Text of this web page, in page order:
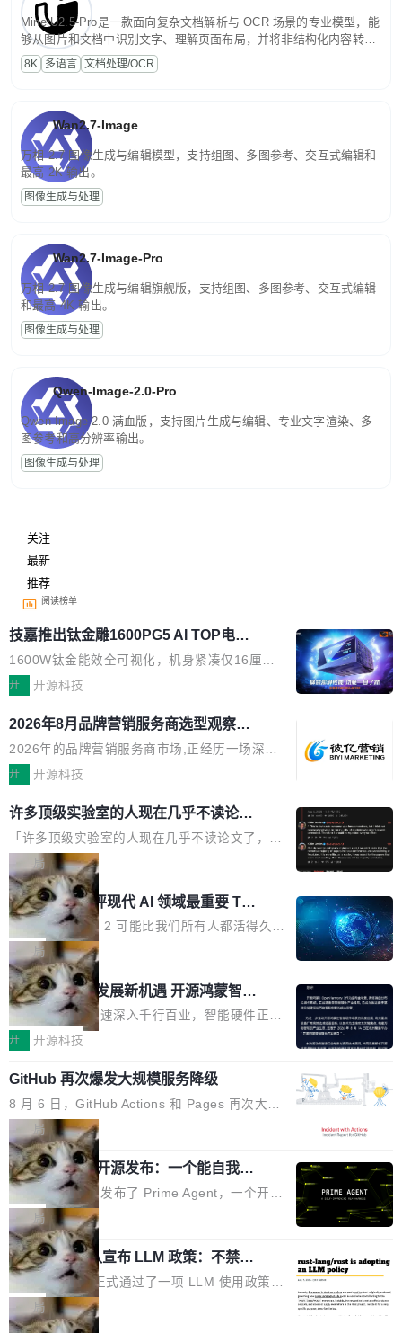
MinerU2.5-Pro是一款面向复杂文档解析与 OCR 场景的专业模型，能
够从图片和文档中识别文字、理解页面布局，并将非结构化内容转换
为便于存储、检索和二次处理的结构化结果。
8K 多语言 文档处理/OCR
Wan2.7-Image
万相 2.7 图像生成与编辑模型，支持组图、多图参考、交互式编辑和
最高 2K 输出。
图像生成与处理
Wan2.7-Image-Pro
万相 2.7 图像生成与编辑旗舰版，支持组图、多图参考、交互式编辑
和最高 4K 输出。
图像生成与处理
Qwen-Image-2.0-Pro
Qwen-Image-2.0 满血版，支持图片生成与编辑、专业文字渲染、多
图参考和高分辨率输出。
图像生成与处理
关注
最新
推荐
阅读榜单
技嘉推出钛金雕1600PG5 AI TOP电
源：为发烧级主机与本地AI算力打造旗
舰供电方案
1600W钛金能效全可视化，机身紧凑仅16厘米
继2026台北电脑展首度亮相后，技嘉科技近日正
电源专为发烧级DIY主机与本地AI算力平台打
造，整机长度仅16厘米，提供1600W额定功率
与80PLUS钛金能效；支持ATX 3.1与PCIe 5.1
实时LCD监控屏，可充分满足当下高阶PC主机
的严苛使用需求。 澎湃功率，紧凑机身 钛金雕1
600PG5 AI TOP具备强悍输出功率，同时实现
机身尺寸大幅精简。整机长度仅16厘米，属于同
功率段机身尺寸十分紧凑的1600W电源产品。小
巧机身有效提升市面主流标准A...
开 开源科技
2026年8月品牌营销服务商选型观察：
从流量思维到品牌资产思维的范式转移
2026年的品牌营销服务商市场,正经历一场深刻
的价值重构。全球全案品牌代理机构市场从2025
复合增长率达5.44%,预计2032年将突破120亿美
元。数字广告与公共关系相关服务市场更是从20
25年的8463亿美元扩张至2026年的8763亿美
元。数字的背后是一个清晰的事实——品牌对专
业化营销服务的需求从未如此迫切。 但市场扩容
的同时,服务商的竞争逻辑正在改变。2026年Top
Agency年度合辑的观察指出,“产品”这个离消费
者最近的载体,在整个品牌营销层面的权重显著变
高了。全域营销服务商的竞争正在从规模转向深
度,案例厚度、全域覆盖、多线协同...
开 开源科技
许多顶级实验室的人现在几乎不读论文
了
「许多顶级实验室的人现在几乎不读论文了，而
且他们认为 ICLR/ICML/NeurIPS 充斥着大量过
度宣传和欺诈。」 OpenAI 研究员 Keller Jorda
n 这条推文引发了广泛讨论。他不是在说风凉
话，他是说出了一个圈内人尽皆知但很少公开捅
破的事实。 Jordan 随后补充了一句软化声明：
「我不认为这些会议上大部分论文都在过度宣传
或造假。问题是，作为读者，如果你筛选出那些
看起来最令人兴奋的论文，那它们大部分都是过
度宣传的。」 这才是真正的痛点。不是所有论文
都有问题，是最吸引眼球的那批论文最有问题。
他引用的帖子来自 Mathew Shen，一位 ICLR 2
026 的读者：「看了篇 ...
局
xAI 前工程师评现代 AI 领域最重要 Top
3 开源项目
Flash Attention 2 可能比我们所有人都活得久。
这句话不是来自某个技术博客，而是出自 Hieu
Pham 的一条推文。Hieu Pham 是谁？他是 xAI
的早期工程师之一，在 Grok 训练基础设施团队
工作过。近日他在 X 上发了一条帖子，列出了他
认为现代 AI 领域最重要的三个开源项目。 第一
理由很具体。FA 系列不需要解释，但 FA2 是他
认为最重要的一个——复杂度恰到好处，刚好能
驱动你去学 CuTe，但还没被那些"邪恶的" Hopp
er++ 优化所淹没，足够容易修改和适配。 更关
键的是 FA2 的持久性...
局
共商智能硬件发展新机遇 开源鸿蒙智能
硬件开发者日杭州站即将举行
随着万物智联加速深入千行百业，智能硬件正从
单点设备迈向智能化、网联化、协同化发展。作
鸿蒙通过统一技术底座和分布式能力，为不同类
型智能设备的开发、连接与互联提供关键支撑，
也为产业链企业探索产品创新与商业增长打开新
的空间。 8月14日，开源鸿蒙智能硬件开发者日
（OHDD：OpenHarmony Hardware Develope
r Day）将在杭州启航。活动面向智能硬件产业
链企业和开发者，邀请行业专家与资深技术顾
问，围绕开源鸿蒙技术能力、设备适配、芯片适
配、功耗与稳定性调优、兼容性测评及统一互联
等内容展开系统讲解和实战交流，帮助企业进一
步了解开源鸿蒙在智能...
开 开源科技
GitHub 再次爆发大规模服务降级
8 月 6 日，GitHub Actions 和 Pages 再次大规
模服务降级，Actions 完全不可用超过 5 小时，
webhook 停发，连自托管 runner 也因调度层故
障无法工作。Pages、Copilot code review、C
opilot coding agent 全部受影响。从检测到完全
恢复，大约 12 小时。 这是 2026 年 8 月的第六
起事故，其中四起与 AI/Copilot 服务相关。 Git
Hub 员工 kdaigle 在 HN 讨论中贴出了一组数
据：2025 年全年 10 亿次 commit。现在，每周
2.75 亿次，全年预计 140 亿次。GitHub...
局
Prime Agent 开源发布：一个能自我改
进的编程 Agent，ARC-AGI 3 超越人类
专家基线
Prime Intellect 发布了 Prime Agent，一个开源
的编程 Agent Harness，核心设计围绕两个抽
象：Recursive Language Model（RLM）和 C
ontinual Harness。在 ARC-AGI 3 基准测试
上，Prime Agent + Opus 5 的组合达到了 95.
5% RHAE Best@1，超过了 ARC 报告的人类专
家基线 95.4%。 不是又一个 coding agent 包装
局
Rust 项目团队宣布 LLM 政策：不禁
止，但你要承认哪些代码不是你写的
Rust 语言项目正式通过了一项 LLM 使用政策，
覆盖 rust-lang/rust 单一仓库的代码贡献。这不
是项目级别的官方立场，目前由五个团队采纳，
局